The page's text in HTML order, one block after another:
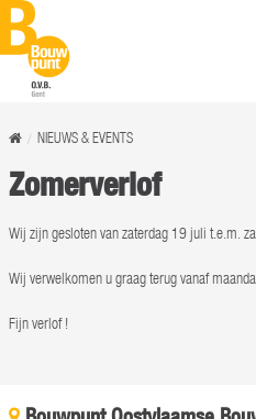
NIEUWS & EVENTS
Zomerverlof
Wij zijn gesloten van zaterdag 19 juli t.e.m.
Wij verwelkomen u graag terug vanaf
Fijn verlof !